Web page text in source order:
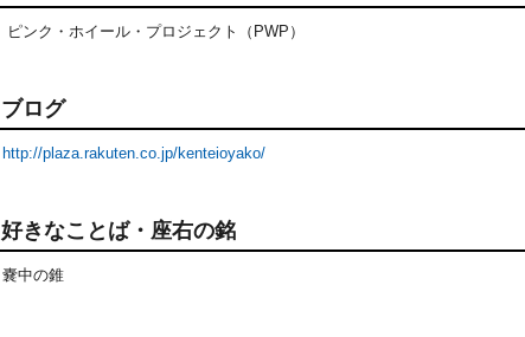
ピンク・ホイール・プロジェクト（PWP）
ブログ
http://plaza.rakuten.co.jp/kenteioyako/
好きなことば・座右の銘
嚢中の錐